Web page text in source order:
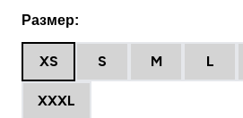
Размер:
XS S M L
XXXL